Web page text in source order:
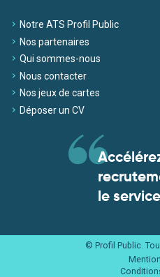
Notre ATS Profil Public
Nos partenaires
Qui sommes-nous
Nous contacter
Nos jeux de cartes
Déposer un CV
le
© Profil Public.